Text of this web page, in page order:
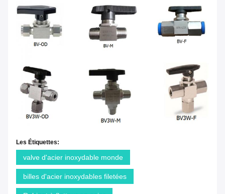
Les Étiquettes:
valve d'acier inoxydable monde
billes d'acier inoxydables filetées